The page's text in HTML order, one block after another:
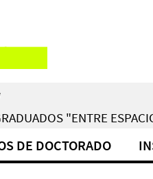
"ENTRE
DE DOCTORADO